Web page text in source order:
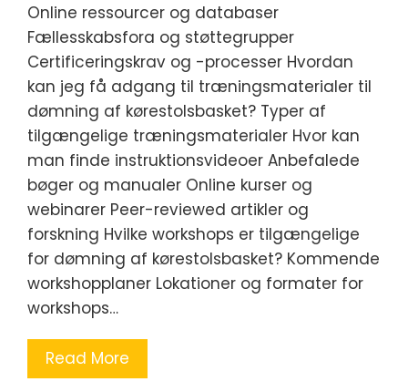
Online ressourcer og databaser
Fællesskabsfora og støttegrupper
Certificeringskrav og -processer Hvordan
kan jeg få adgang til træningsmaterialer til
dømning af kørestolsbasket? Typer af
tilgængelige træningsmaterialer Hvor kan
man finde instruktionsvideoer Anbefalede
bøger og manualer Online kurser og
webinarer Peer-reviewed artikler og
forskning Hvilke workshops er tilgængelige
for dømning af kørestolsbasket? Kommende
workshopplaner Lokationer og formater for
workshops…
Read More